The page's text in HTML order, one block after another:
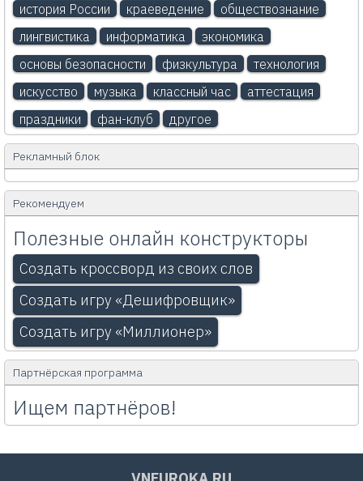
история России
краеведение
обществознание
лингвистика
информатика
экономика
основы безопасности
физкультура
технология
искусство
музыка классный час
аттестация
праздники
фан-клуб другое
Рекламный блок
Рекомендуем
Полезные онлайн конструкторы
Создать кроссворд из своих слов
Создать игру «Дешифровщик»
Создать игру «Миллионер»
Партнёрская программа
Ищем партнёров!